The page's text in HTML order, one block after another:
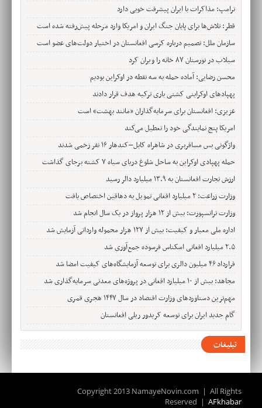
ترامپ: مذاکرات با ایران پیشرفت خوبی دارد
قطر: تلاش‌ها برای پایان جنگ ایران و امریکا وارد مرحله پیش‌رفته شده است
سازمان ملل: تصمیم درباره کرسی افغانستان در اختیار دولت‌های عضو است
سیلاب در نورستان ۸۷ خانه را ویران کرد
محسن رضایی: آماده حمله به سه نقطه در اوکراین بودیم
پهپادهای اوکراینی کشتی باری ترکیه هدف قرار دادند
عزیزی: افغانستان برای سرمایه‌گذاران «مانند بهشت» است
امریکا پنج نمایندگی خود را تعطیل می‌کند
واژگونی بس مسافربری در شاهراه کابل–کندهار ۱۶ نفر زخمی شدند
حمله پهپادی اوکراین به ساحل شلوغ دریای سیاه ۷ کشته برجای گذاشت
ارزش تجارت افغانستان به ۱۳.۹ میلیارد دالر رسید
وزارت زراعت: ۲ میلیارد افغانی تمویل به دهاقین اختصاص یافت
وزارت ترانسپورت: بیش از ۱۲ هزار پرواز در یک سال انجام شد
اداره ملی معیار و کیفیت: بیش از ۱۲۷ هزار محموله وارداتی آزمایش شد
۲.۵ میلیارد افغانی اسکناس فرسوده جمع‌آوری شد
قرارداد ۴۶ میلیون دالری برای توسعه آزمایشگاه‌های کیفیت امضا شد
مجاهد: بیش از ۱۰ میلیارد افغانی در پروژه‌های معدنی سرمایه‌گذاری شد
مهم‌ترین دستاوردهای وزارت اقتصاد در سال ۱۴۴۷ هجری قمری
گام جدید ایران برای توسعه کریدور ریلی افغانستان
تبلیغات
Copyright 2013 NamayeNovin.com | All Rights
Reserved | AFkhabar